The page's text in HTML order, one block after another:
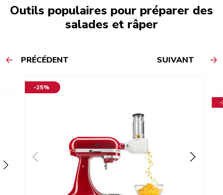
Outils populaires pour préparer des
salades et râper
PRÉCÉDENT SUIVANT
-25%
-